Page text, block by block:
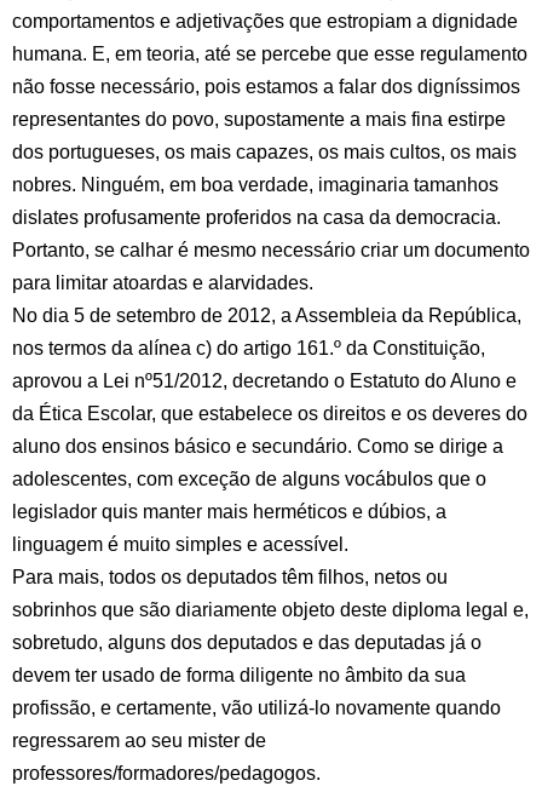
comportamentos e adjetivações que estropiam a dignidade
humana. E, em teoria, até se percebe que esse regulamento
não fosse necessário, pois estamos a falar dos digníssimos
representantes do povo, supostamente a mais fina estirpe
dos portugueses, os mais capazes, os mais cultos, os mais
nobres. Ninguém, em boa verdade, imaginaria tamanhos
dislates profusamente proferidos na casa da democracia.
Portanto, se calhar é mesmo necessário criar um documento
para limitar atoardas e alarvidades.
No dia 5 de setembro de 2012, a Assembleia da República,
nos termos da alínea c) do artigo 161.º da Constituição,
aprovou a Lei nº51/2012, decretando o Estatuto do Aluno e
da Ética Escolar, que estabelece os direitos e os deveres do
aluno dos ensinos básico e secundário. Como se dirige a
adolescentes, com exceção de alguns vocábulos que o
legislador quis manter mais herméticos e dúbios, a
linguagem é muito simples e acessível.
Para mais, todos os deputados têm filhos, netos ou
sobrinhos que são diariamente objeto deste diploma legal e,
sobretudo, alguns dos deputados e das deputadas já o
devem ter usado de forma diligente no âmbito da sua
profissão, e certamente, vão utilizá-lo novamente quando
regressarem ao seu mister de
professores/formadores/pedagogos.